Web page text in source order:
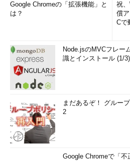
Google Chromeの「拡張機能」と
は？
祝
償
Cで
Node.jsのMVCフレー
識とインストール (1/3)
まだあるぞ！ グルー
2
Google Chromeで「